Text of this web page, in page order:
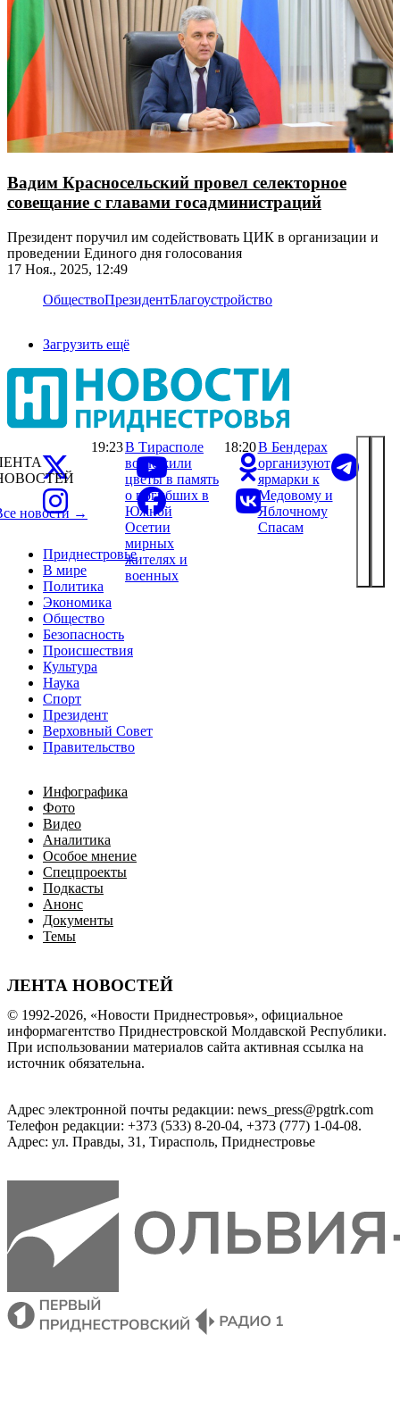
Вадим Красносельский провел селекторное
совещание с главами госадминистраций
Президент поручил им содействовать ЦИК в организации и
проведении Единого дня голосования
17 Ноя., 2025, 12:49
ОбществоПрезидентБлагоустройство
Загрузить ещё
Приднестровье
В мире
Политика
Экономика
Общество
Безопасность
Происшествия
Культура
Наука
Спорт
Президент
Верховный Совет
Правительство
Инфографика
Фото
Видео
Аналитика
Особое мнение
Спецпроекты
Подкасты
Анонс
Документы
Темы
ЛЕНТА НОВОСТЕЙ
новости →
19:23В Тирасполе
возложили
цветы в память
о погибших в
Южной
Осетии
мирных
жителях и
военных
18:20В Бендерах
организуют
ярмарки к
Медовому и
Яблочному
Спасам
© 1992-2026, «Новости Приднестровья», официальное
информагентство Приднестровской Молдавской Республики.
При использовании материалов сайта активная ссылка на
источник обязательна.
Адрес электронной почты редакции: news_press@pgtrk.com
Телефон редакции: +373 (533) 8-20-04, +373 (777) 1-04-08.
Адрес: ул. Правды, 31, Тирасполь, Приднестровье